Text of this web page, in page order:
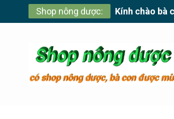
to
Shop nông dược: Kính chào bà